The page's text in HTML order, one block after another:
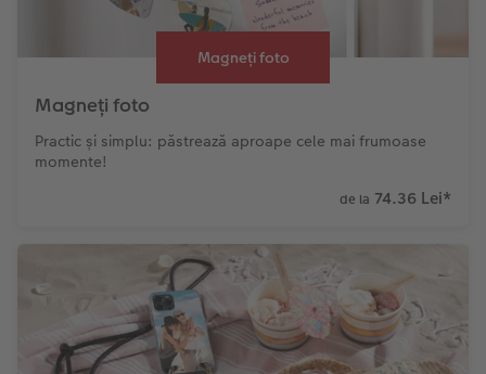
Magneți foto
Magneți foto
Practic și simplu: păstrează aproape cele mai frumoase
momente!
de la 74.36 Lei*